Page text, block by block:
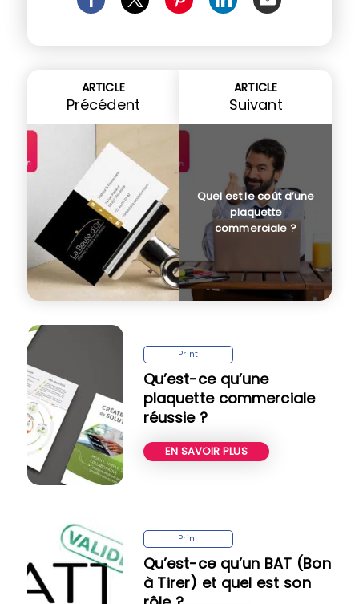
ARTICLE
Précédent
ARTICLE
Suivant
Quel est le coût d’une
plaquette
commerciale ?
Print
Qu’est-ce qu’une
plaquette commerciale
réussie ?
EN SAVOIR PLUS
Print
Qu’est-ce qu’un BAT (Bon
à Tirer) et quel est son